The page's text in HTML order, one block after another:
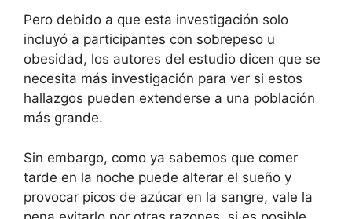
Pero debido a que esta investigación solo
incluyó a participantes con sobrepeso u
obesidad, los autores del estudio dicen que se
necesita más investigación para ver si estos
hallazgos pueden extenderse a una población
más grande.
Sin embargo, como ya sabemos que comer
tarde en la noche puede alterar el sueño y
provocar picos de azúcar en la sangre, vale la